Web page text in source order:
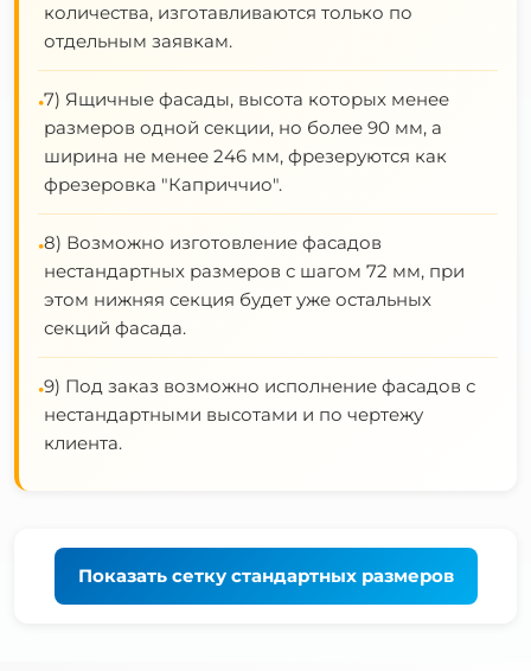
количества, изготавливаются только по
отдельным заявкам.
•7) Ящичные фасады, высота которых менее
размеров одной секции, но более 90 мм, а
ширина не менее 246 мм, фрезеруются как
фрезеровка "Каприччио".
•8) Возможно изготовление фасадов
нестандартных размеров с шагом 72 мм, при
этом нижняя секция будет уже остальных
секций фасада.
•9) Под заказ возможно исполнение фасадов с
нестандартными высотами и по чертежу
клиента.
Показатьсетку стандартных размеров